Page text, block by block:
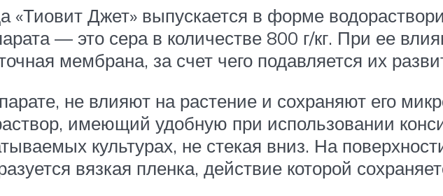
«Тиовит Джет» выпускается в форме
— это сера в количестве 800 г/кг. При ее
мембрана, за счет чего подавляется их
не влияют на растение и сохраняют его
имеющий удобную при использовании
культурах, не стекая вниз. На
вязкая пленка, действие которой